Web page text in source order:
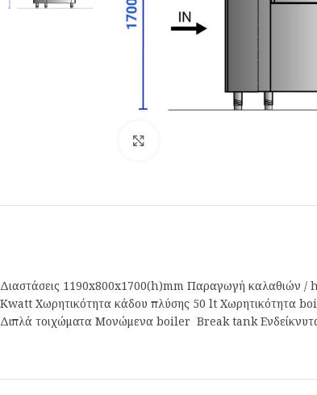
Διαστάσεις 1190x800x1700(h)mm Παραγωγή καλαθιών /
Κwatt Xωρητικότητα κάδου πλύσης 50 lt Χωρητικότητα
Διπλά τοιχώματα Μονώμενα boiler Break tank